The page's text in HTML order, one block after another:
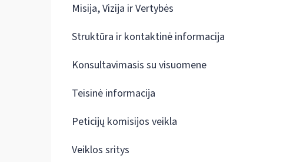
Misija, Vizija ir Vertybės
Struktūra ir kontaktinė informacija
Konsultavimasis su visuomene
Teisinė informacija
Peticijų komisijos veikla
Veiklos sritys